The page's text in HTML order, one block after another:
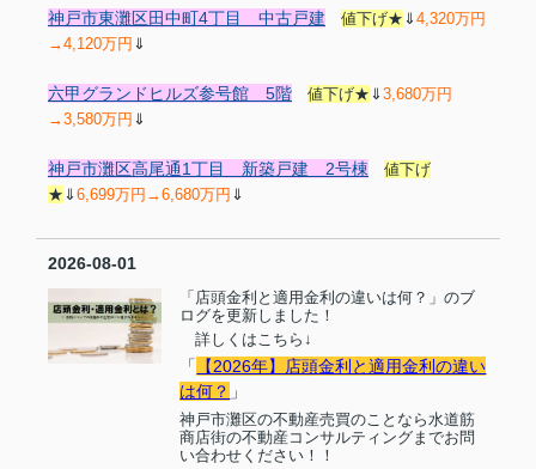
神戸市東灘区田中町4丁目 中古戸建
値下げ★ ⇓ 4,320万円
→4,120万円 ⇓
六甲グランドヒルズ参号館 5階 値下げ★ ⇓ 3,680万円
→3,580万円 ⇓
神戸市灘区高尾通1丁目 新築戸建 2号棟
値下げ
★ ⇓ 6,699万円→6,680万円 ⇓
2026-08-01
「店頭金利と適用金利の違いは何？」のブ
ログを更新しました！
詳しくはこちら ↓
「
【2026年】店頭金利と適用金利の違い
は何？ 」
神戸市灘区の不動産売買のことなら水道筋
商店街の不動産コンサルティングまでお問
い合わせください！！